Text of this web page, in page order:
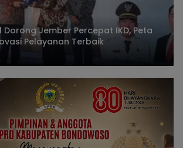
Dorong Jember Percepat IKD, Peta
Pelayanan Terbaik